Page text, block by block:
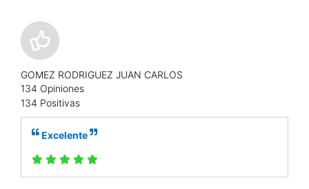
GOMEZ RODRIGUEZ JUAN CARLOS
134 Opiniones
134 Positivas
Excelente